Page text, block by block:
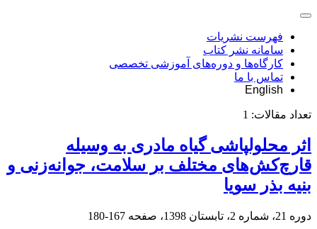
فهرست نشریات
سامانه نشر کتاب
کارگاه‌ها و دوره‌های آموزشی تخصصی
تماس با ما
English
تعداد مقالات: 1
اثر محلول‏پاشی گیاه مادری به وسیله
قارچ‌کش‌های مختلف بر سلامت، جوانه‌زنی و
بنیه بذر سویا
دوره 21، شماره 2، تابستان 1398، صفحه 167-180